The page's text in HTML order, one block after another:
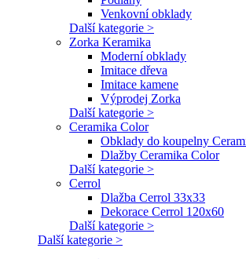
Venkovní obklady
Další kategorie >
Zorka Keramika
Moderní obklady
Imitace dřeva
Imitace kamene
Výprodej Zorka
Další kategorie >
Ceramika Color
Obklady do koupelny
Dlažby Ceramika Color
Další kategorie >
Cerrol
Dlažba Cerrol 33x33
Dekorace Cerrol 120x60
Další kategorie >
Další kategorie >